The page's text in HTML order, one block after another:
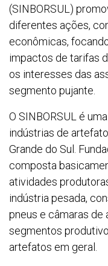
(SINBORSUL)
diferentes ações,
econômicas,
impactos de tarifas
os interesses das
segmento pujante.
O SINBORSUL é
indústrias de
Grande do Sul.
composta
atividades
indústria pesada,
pneus e câmaras de
segmentos
artefatos em geral.